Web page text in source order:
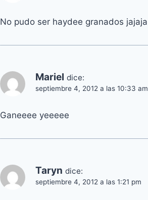
No pudo ser haydee granados jajaja
Mariel dice:
septiembre 4, 2012 a las 10:33 am
Ganeeee yeeeee
Taryn dice:
septiembre 4, 2012 a las 1:21 pm